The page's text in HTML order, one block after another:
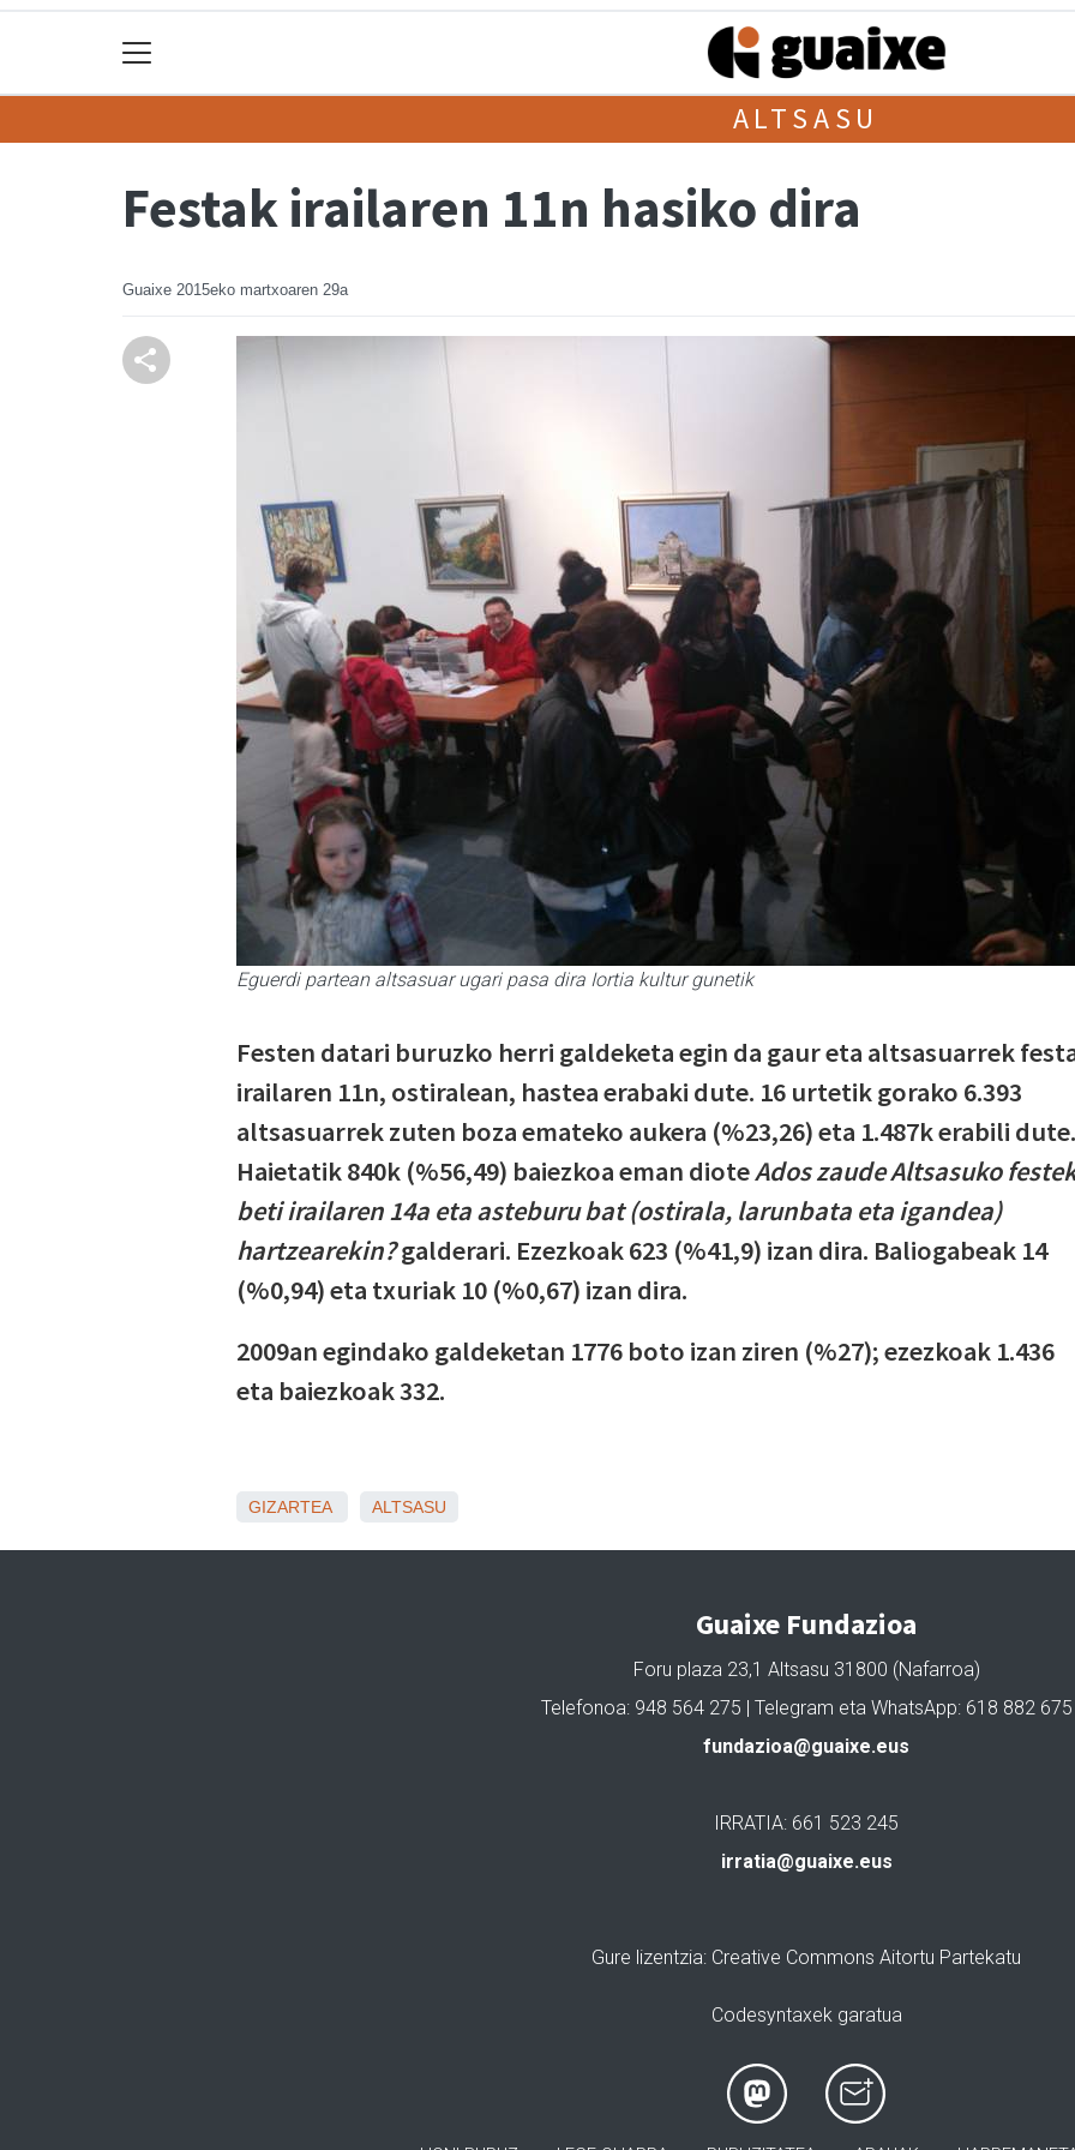
ALTSASU
Festak irailaren 11n hasiko dira
Guaixe 2015eko martxoaren 29a
Eguerdi partean altsasuar ugari pasa dira Iortia kultur gunetik
Festen datari buruzko herri galdeketa egin da gaur eta altsasuarrek
irailaren 11n, ostiralean, hastea erabaki dute. 16 urtetik gorako 6.393
altsasuarrek zuten boza emateko aukera (%23,26) eta 1.487k erabili dute.
Haietatik 840k (%56,49) baiezkoa eman dioteAdos zaude Altsasuko
beti irailaren 14a eta asteburu bat (ostirala, larunbata eta igandea)
hartzearekin?galderari. Ezezkoak 623 (%41,9) izan dira. Baliogabeak 14
(%0,94) eta txuriak 10 (%0,67) izan dira.
2009an egindako galdeketan 1776 boto izan ziren (%27); ezezkoak 1.436
eta baiezkoak 332.
GIZARTEA ALTSASU
Guaixe Fundazioa
Foru plaza 23,1 Altsasu 31800 (Nafarroa)
Telefonoa: 948 564 275 | Telegram eta WhatsApp: 618 882 675
fundazioa@guaixe.eus
IRRATIA: 661 523 245
irratia@guaixe.eus
Gure lizentzia: Creative Commons Aitortu Partekatu
Codesyntaxek garatua